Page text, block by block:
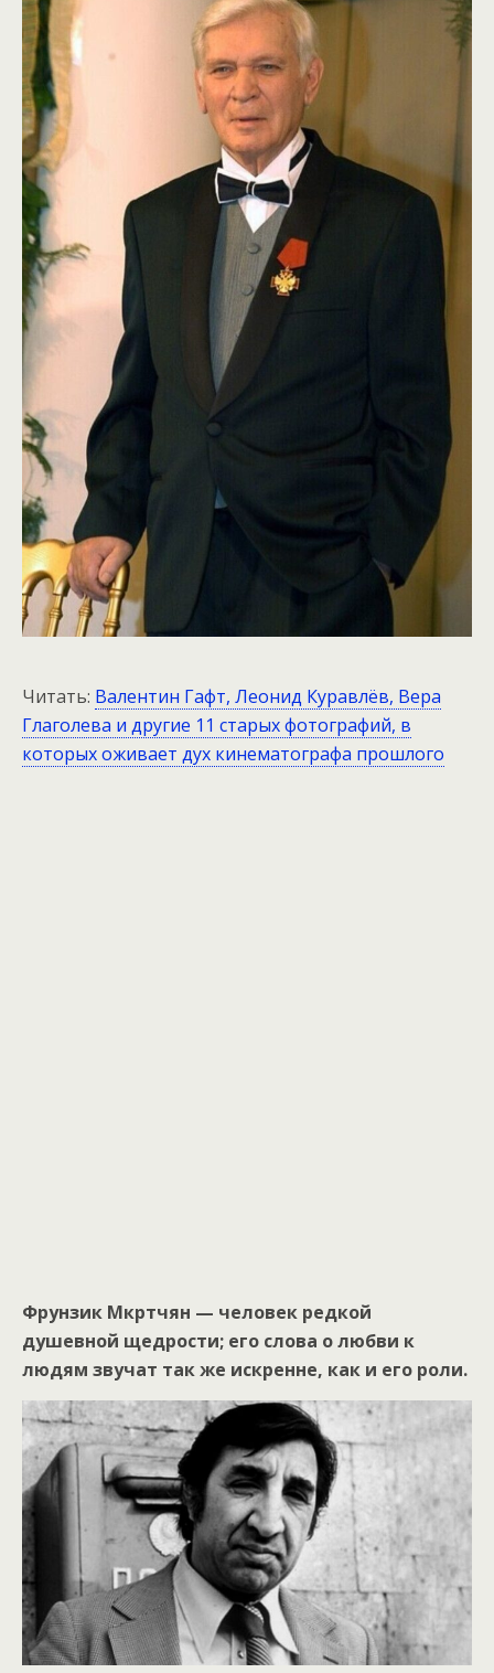
Читать: Валентин Гафт, Леонид Куравлёв, Вера
Глаголева и другие 11 старых фотографий, в
которых оживает дух кинематографа прошлого
Фрунзик Мкртчян — человек редкой
душевной щедрости; его слова о любви к
людям звучат так же искренне, как и его роли.